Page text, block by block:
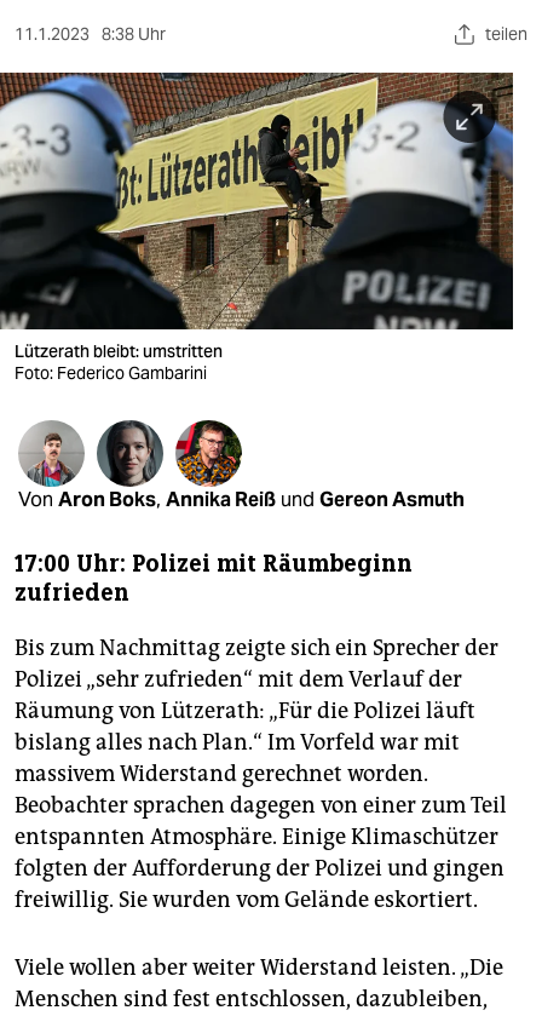
sport
berlin
nord
wahrheit
verlag
verlag
veranstaltungen
fragen & hilfe
unterstützen
genossenschaft
epaper login
11.1.2023 8:38 Uhr teilen
Lützerath bleibt: umstritten
Foto: Federico Gambarini
Von Aron Boks, Annika Reiß und Gereon Asmuth
17:00 Uhr: Polizei mit Räumbeginn
zufrieden
Bis zum Nachmittag zeigte sich ein Sprecher der
Polizei „sehr zufrieden“ mit dem Verlauf der
Räumung von Lützerath: „Für die Polizei läuft
bislang alles nach Plan.“ Im Vorfeld war mit
massivem Widerstand gerechnet worden.
Beobachter sprachen dagegen von einer zum Teil
entspannten Atmosphäre. Einige Klimaschützer
folgten der Aufforderung der Polizei und gingen
freiwillig. Sie wurden vom Gelände eskortiert.
Viele wollen aber weiter Widerstand leisten. „Die
Menschen sind fest entschlossen, dazubleiben,